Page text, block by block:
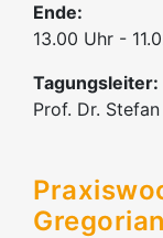
Ende:
13.00 Uhr -
Tagungsleiter:
Prof. Dr.